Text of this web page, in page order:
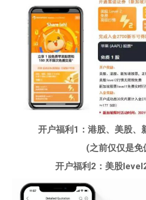
开户福利 1 ：港股、美股、
(之前仅仅是免
开户福利2：美股